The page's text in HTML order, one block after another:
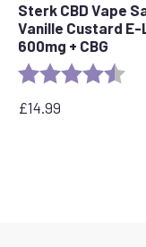
Sterk CBD Vape
Vanille Custard E-
600mg + CBG
Beoordeling:
£14.99